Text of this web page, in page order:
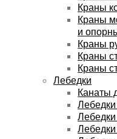
Краны
Краны
и
Краны
Краны
Краны
Лебедки
Канаты